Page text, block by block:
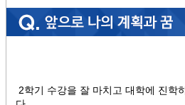
2학기 수강을 잘 마치고 대학에 진학